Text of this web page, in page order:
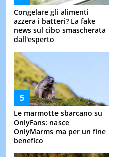
Congelare gli alimenti
azzera i batteri? La fake
news sul cibo smascherata
dall'esperto
Le marmotte sbarcano su
OnlyFans: nasce
OnlyMarms ma per un fine
benefico